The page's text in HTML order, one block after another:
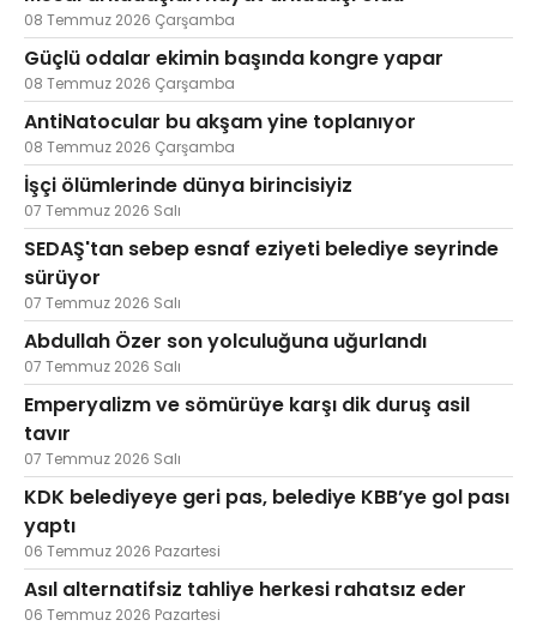
08 Temmuz 2026 Çarşamba
Güçlü odalar ekimin başında kongre yapar
08 Temmuz 2026 Çarşamba
AntiNatocular bu akşam yine toplanıyor
08 Temmuz 2026 Çarşamba
İşçi ölümlerinde dünya birincisiyiz
07 Temmuz 2026 Salı
SEDAŞ'tan sebep esnaf eziyeti belediye seyrinde
sürüyor
07 Temmuz 2026 Salı
Abdullah Özer son yolculuğuna uğurlandı
07 Temmuz 2026 Salı
Emperyalizm ve sömürüye karşı dik duruş asil
tavır
07 Temmuz 2026 Salı
KDK belediyeye geri pas, belediye KBB’ye gol pası
yaptı
06 Temmuz 2026 Pazartesi
Asıl alternatifsiz tahliye herkesi rahatsız eder
06 Temmuz 2026 Pazartesi